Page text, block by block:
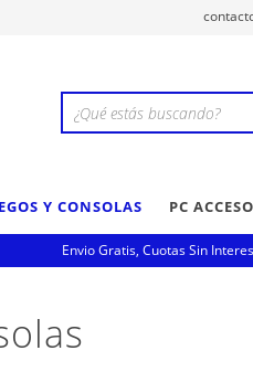
Y CONSOLAS PC
Envio Gratis, Cuotas Sin